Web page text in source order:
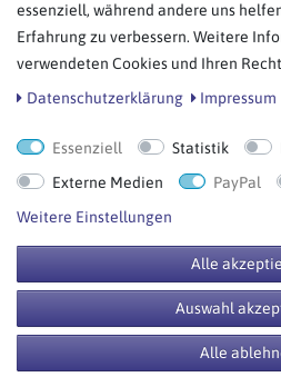
Widerrufsrecht
Informationen zur Echtheit von
UNTERNEHMEN
Über uns
Karriere
Impressum
essenziell, während andere uns
Erfahrung zu verbessern. Weitere
verwendeten Cookies und Ihren
Daten­schutz­erklärung
Impressum
Essenziell Statistik
Externe Medien
PayPal
Weitere Einstellungen
Alle
Auswahl
Alle